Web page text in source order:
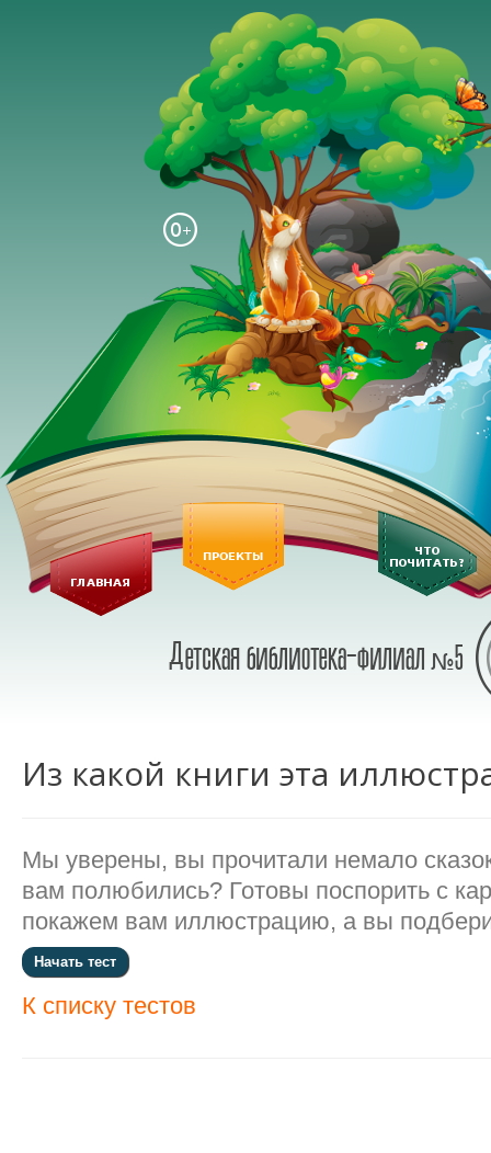
Из какой книги эта
Мы уверены, вы прочитали немало
вам полюбились? Готовы поспорить с
покажем вам иллюстрацию, а вы
К списку тестов